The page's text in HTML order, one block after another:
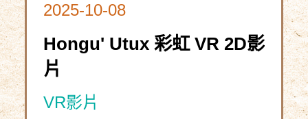
2025-10-08
Hongu' Utux 彩虹 VR 2D影
片
VR影片